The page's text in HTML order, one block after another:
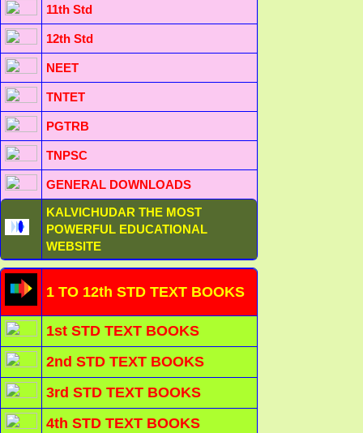
11th Std
12th Std
NEET
TNTET
PGTRB
TNPSC
GENERAL DOWNLOADS
KALVICHUDAR THE MOST
POWERFUL EDUCATIONAL
WEBSITE
1 TO 12th STD TEXT BOOKS
1st STD TEXT BOOKS
2nd STD TEXT BOOKS
3rd STD TEXT BOOKS
4th STD TEXT BOOKS